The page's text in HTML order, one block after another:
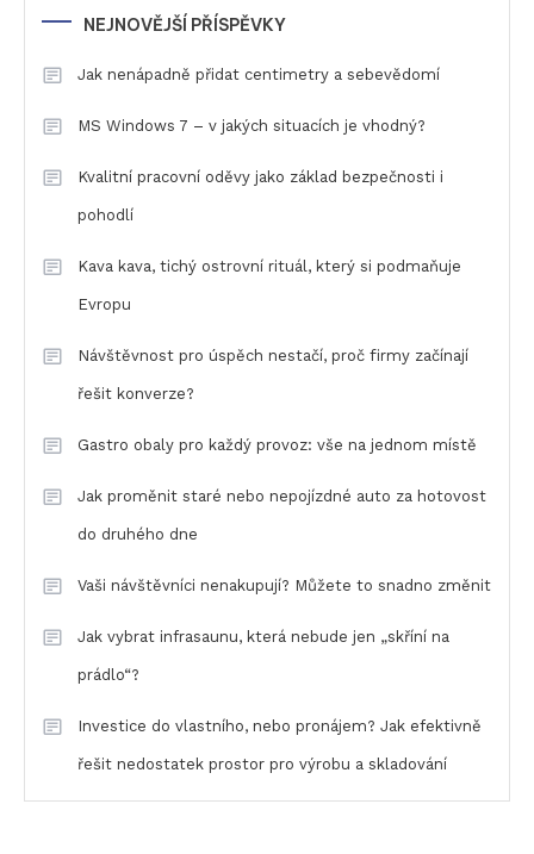
NEJNOVĚJŠÍ PŘÍSPĚVKY
Jak nenápadně přidat centimetry a sebevědomí
MS Windows 7 – v jakých situacích je vhodný?
Kvalitní pracovní oděvy jako základ bezpečnosti i
pohodlí
Kava kava, tichý ostrovní rituál, který si podmaňuje
Evropu
Návštěvnost pro úspěch nestačí, proč firmy začínají
řešit konverze?
Gastro obaly pro každý provoz: vše na jednom místě
Jak proměnit staré nebo nepojízdné auto za hotovost
do druhého dne
Vaši návštěvníci nenakupují? Můžete to snadno změnit
Jak vybrat infrasaunu, která nebude jen „skříní na
prádlo“?
Investice do vlastního, nebo pronájem? Jak efektivně
řešit nedostatek prostor pro výrobu a skladování